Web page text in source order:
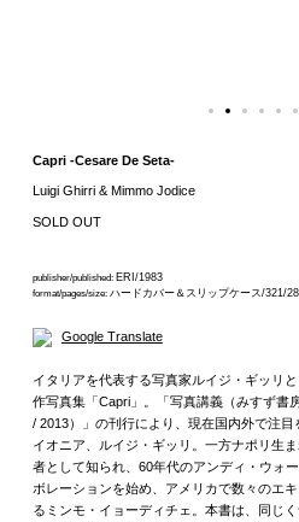
Capri -Cesare De Seta-
Luigi Ghirri & Mimmo Jodice
SOLD OUT
publisher/published: ERI/1983
format/pages/size: ハードカバー＆スリップケース/321/
Google Translate
イタリアを代表する写真家ルイジ・ギッリ
作写真集「Capri」。「写真講義（みすず書
/ 2013）」の刊行により、現在国内外で注
イオニア、ルイジ・ギッリ。一方ナポリ生
者として知られ、60年代のアンディ・ウォ
ボレーションを始め、アメリカで数々のエ
るミンモ・イョーディチェ。本書は、同じ